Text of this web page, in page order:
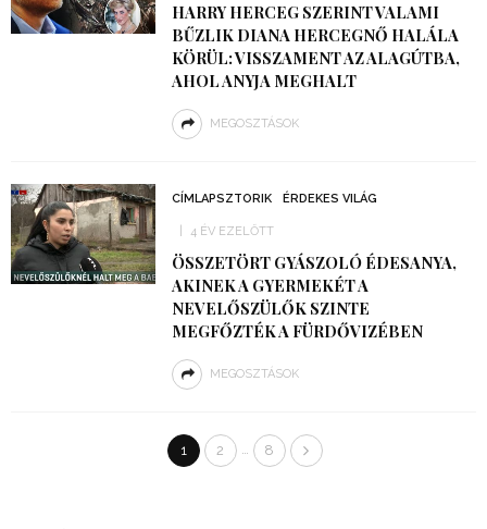
HARRY HERCEG SZERINT VALAMI
BŰZLIK DIANA HERCEGNŐ HALÁLA
KÖRÜL: VISSZAMENT AZ ALAGÚTBA,
AHOL ANYJA MEGHALT
MEGOSZTÁSOK
CÍMLAPSZTORIK ÉRDEKES VILÁG
4 ÉV EZELŐTT
ÖSSZETÖRT GYÁSZOLÓ ÉDESANYA,
AKINEK A GYERMEKÉT A
NEVELŐSZÜLŐK SZINTE
MEGFŐZTÉK A FÜRDŐVIZÉBEN
MEGOSZTÁSOK
1 2 … 8